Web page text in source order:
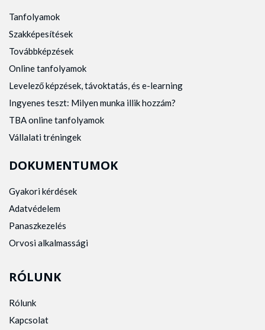
Tanfolyamok
Szakképesítések
Továbbképzések
Online tanfolyamok
Levelező képzések, távoktatás, és e-learning
Ingyenes teszt: Milyen munka illik hozzám?
TBA online tanfolyamok
Vállalati tréningek
DOKUMENTUMOK
Gyakori kérdések
Adatvédelem
Panaszkezelés
Orvosi alkalmassági
RÓLUNK
Rólunk
Kapcsolat